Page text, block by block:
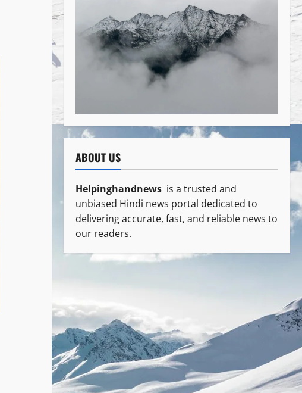
ABOUT US
Helpinghandnews is a trusted and
unbiased Hindi news portal dedicated to
delivering accurate, fast, and reliable news to
our readers.